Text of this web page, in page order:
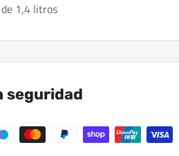
de 1,4 litros
seguridad